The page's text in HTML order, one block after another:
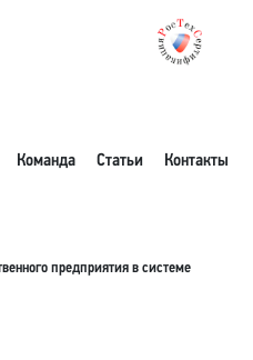
Команда Статьи Контакты
предприятия в системе